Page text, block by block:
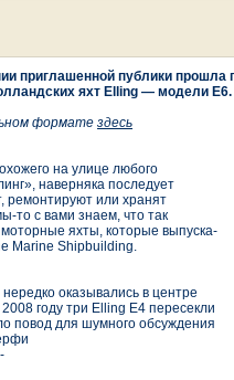
приглашенной публики прошла
яхт Elling — модели E6.
форматездесь
на улице любого
наверняка последует
ремонтируют или хранят
то с вами знаем, что так
яхты, которые выпуска-
Marine Shipbuilding.
оказывались в центре
году три Elling E4 пересекли
повод для шумного обсуждения